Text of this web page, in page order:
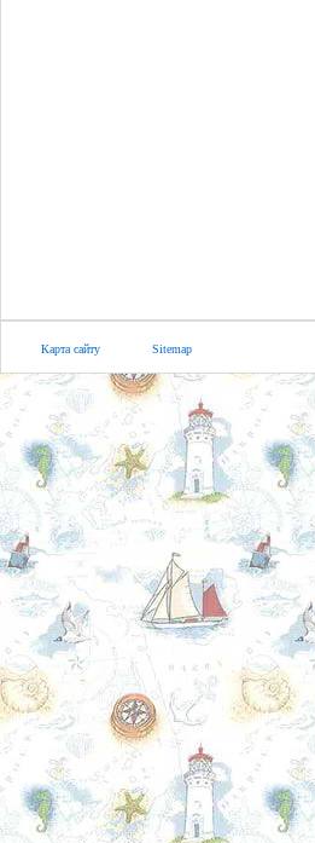
Карта сайту Sitemap